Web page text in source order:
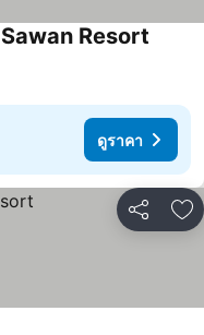
Resort
ดูราคา
แชร์ เ